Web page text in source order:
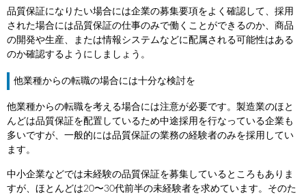
品質保証になりたい場合には企業の募集要項をよく確認して、採用
された場合には品質保証の仕事のみで働くことができるのか、商品
の開発や生産、または情報システムなどに配属される可能性はある
のか確認するようにしましょう。
他業種からの転職の場合には十分な検討を
他業種からの転職を考える場合には注意が必要です。製造業のほと
んどは品質保証を配置しているため中途採用を行なっている企業も
多いですが、一般的には品質保証の業務の経験者のみを採用してい
ます。
中小企業などでは未経験の品質保証を募集しているところもありま
すが、ほとんどは20〜30代前半の未経験者を求めています。そのた